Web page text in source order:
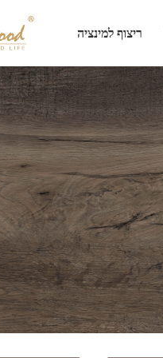
ריצוף למינציה